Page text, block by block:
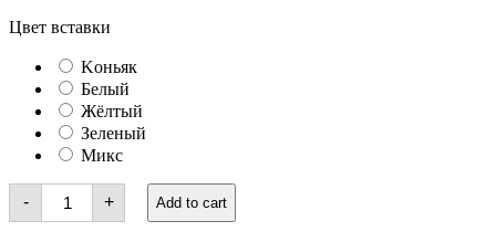
Цвет вставки
Kоньяк
Белый
Жёлтый
Зеленый
Микс
-
Подвески
quantity
+ Add to cart